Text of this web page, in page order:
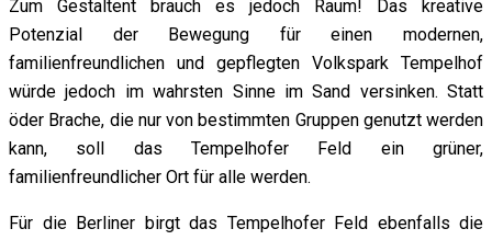
Zum Gestaltent brauch es jedoch Raum! Das kreative
Potenzial der Bewegung für einen modernen,
familienfreundlichen und gepflegten Volkspark Tempelhof
würde jedoch im wahrsten Sinne im Sand versinken. Statt
öder Brache, die nur von bestimmten Gruppen genutzt werden
kann, soll das Tempelhofer Feld ein grüner,
familienfreundlicher Ort für alle werden.
Für die Berliner birgt das Tempelhofer Feld ebenfalls die